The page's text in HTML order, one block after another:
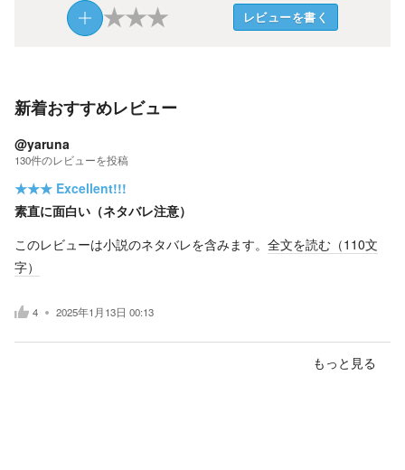
★★★ レビューを書く
新着おすすめレビュー
@yaruna
130件のレビューを投稿
★★★ Excellent!!!
素直に面白い（ネタバレ注意）
このレビューは小説のネタバレを含みます。 全文を読む（110文
字）
4 2025年1月13日 00:13
もっと見る